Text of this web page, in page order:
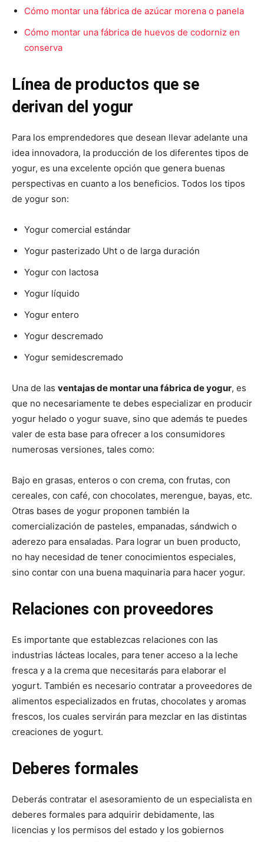
Cómo montar una fábrica de azúcar morena o panela
Cómo montar una fábrica de huevos de codorniz en
conserva
Línea de productos que se
derivan del yogur
Para los emprendedores que desean llevar adelante una
idea innovadora, la producción de los diferentes tipos de
yogur, es una excelente opción que genera buenas
perspectivas en cuanto a los beneficios. Todos los tipos
de yogur son:
Yogur comercial estándar
Yogur pasterizado Uht o de larga duración
Yogur con lactosa
Yogur líquido
Yogur entero
Yogur descremado
Yogur semidescremado
Una de las ventajas de montar una fábrica de yogur, es
que no necesariamente te debes especializar en producir
yogur helado o yogur suave, sino que además te puedes
valer de esta base para ofrecer a los consumidores
numerosas versiones, tales como:
Bajo en grasas, enteros o con crema, con frutas, con
cereales, con café, con chocolates, merengue, bayas, etc.
Otras bases de yogur proponen también la
comercialización de pasteles, empanadas, sándwich o
aderezo para ensaladas. Para lograr un buen producto,
no hay necesidad de tener conocimientos especiales,
sino contar con una buena maquinaria para hacer yogur.
Relaciones con proveedores
Es importante que establezcas relaciones con las
industrias lácteas locales, para tener acceso a la leche
fresca y a la crema que necesitarás para elaborar el
yogurt. También es necesario contratar a proveedores de
alimentos especializados en frutas, chocolates y aromas
frescos, los cuales servirán para mezclar en las distintas
creaciones de yogurt.
Deberes formales
Deberás contratar el asesoramiento de un especialista en
deberes formales para adquirir debidamente, las
licencias y los permisos del estado y los gobiernos